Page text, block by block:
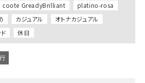
coote GreadyBrilliant
platino-rosa
カジュアル
オトナカジュアル
休日